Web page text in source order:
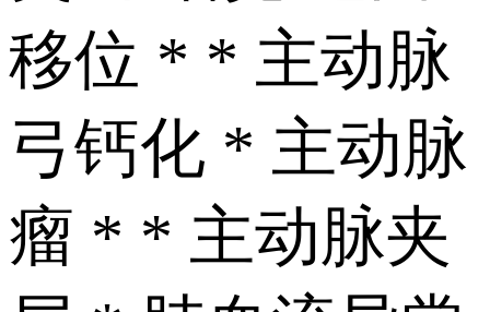
移位 * * 主动脉
弓钙化 * 主动脉
瘤 * * 主动脉夹